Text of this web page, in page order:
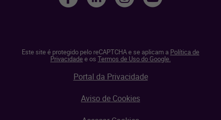
Este site é protegido pelo reCAPTCHA e se aplicam a Política de
Privacidadee os Termos de Uso do Google.
Portal da Privacidade
Aviso de Cookies